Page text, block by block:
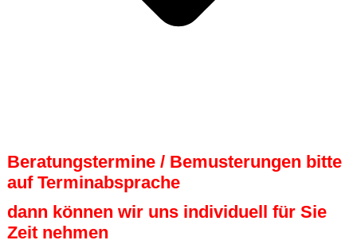
Beratungstermine / Bemusterungen bitte
auf Terminabsprache
dann können wir uns individuell für Sie
Zeit nehmen